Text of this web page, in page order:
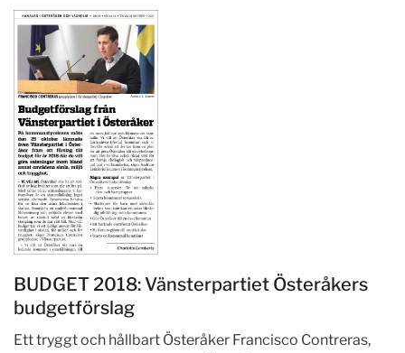
BUDGET 2018: Vänsterpartiet Österåkers
budgetförslag
Ett tryggt och hållbart Österåker Francisco Contreras,